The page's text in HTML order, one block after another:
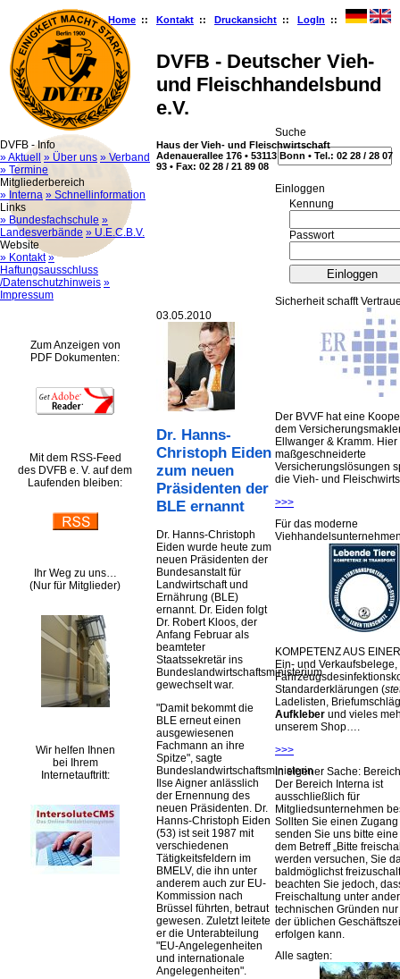
Home :: Kontakt :: Druckansicht :: LogIn ::
DVFB - Deutscher Vieh-
und Fleischhandelsbund
e.V.
Haus der Vieh- und Fleischwirtschaft
Adenauerallee 176 • 53113 Bonn • Tel.: 02 28 / 28 07
93 • Fax: 02 28 / 21 89 08
DVFB - Info
» Aktuell
» Über uns » Verband
» Termine
Mitgliederbereich
» Interna » Schnellinformation
Links
» Bundesfachschule »
Landesverbände » U.E.C.B.V.
Website
» Kontakt »
Haftungsausschluss
/Datenschutzhinweis »
Impressum
Zum Anzeigen von
PDF Dokumenten:
Mit dem RSS-Feed
des DVFB e. V. auf dem
Laufenden bleiben:
Ihr Weg zu uns…
(Nur für Mitglieder)
Wir helfen Ihnen
bei Ihrem
Internetauftritt:
03.05.2010
Dr. Hanns-
Christoph Eiden
zum neuen
Präsidenten der
BLE ernannt
Dr. Hanns-Christoph
Eiden wurde heute zum
neuen Präsidenten der
Bundesanstalt für
Landwirtschaft und
Ernährung (BLE)
ernannt. Dr. Eiden folgt
Dr. Robert Kloos, der
Anfang Februar als
beamteter
Staatssekretär ins
Bundeslandwirtschaftsministerium
gewechselt war.
Damit bekommt die
BLE erneut einen
ausgewiesenen
Fachmann an ihre
Spitze , sagte
Bundeslandwirtschaftsministerin
Ilse Aigner anlässlich
der Ernennung des
neuen Präsidenten. Dr.
Hanns-Christoph Eiden
(53) ist seit 1987 mit
verschiedenen
Tätigkeitsfeldern im
BMELV, die ihn unter
anderem auch zur EU-
Kommission nach
Brüssel führten, betraut
gewesen. Zuletzt leitete
er die Unterabteilung
EU-Angelegenheiten
und internationale
Angelegenheiten .
Suche
Ein­log­gen
Kennung
Passwort
Sicherheit schafft
Der BVVF hat eine
dem
Ellwanger & Kramm.
maßgeschneiderte
Versicherungslösungen
die Vieh- und
>>>
Für das moderne
KOMPETENZ AUS
Ein- und Verkaufsbelege,
Standarderklärungen (
Ladelisten,
Aufkleber und vieles
unserem Shop….
>>>
In eigener Sache:
Der Bereich Interna ist
ausschließlich für
Mitgliedsunternehmen
Sollten Sie einen
senden Sie uns bitte
dem Betreff „Bitte
werden versuchen, Sie
baldmöglichst
beachten Sie jedoch,
Freischaltung unter
technischen Gründen
der üblichen
erfolgen kann.
Alle sagten: